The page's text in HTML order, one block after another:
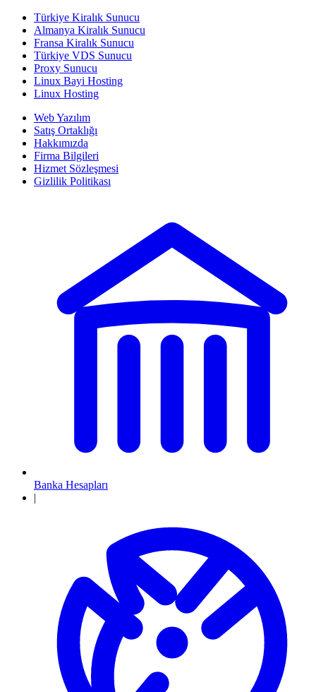
Türkiye Kiralık Sunucu
Almanya Kiralık Sunucu
Fransa Kiralık Sunucu
Türkiye VDS Sunucu
Proxy Sunucu
Linux Bayi Hosting
Linux Hosting
Web Yazılım
Satış Ortaklığı
Hakkımızda
Firma Bilgileri
Hizmet Sözleşmesi
Gizlilik Politikası
Banka Hesapları
|